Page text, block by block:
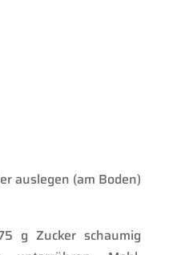
auslegen (am Boden)
g Zucker schaumig